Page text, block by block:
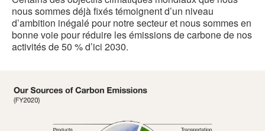
nous sommes déjà fixés témoignent d’un niveau
d’ambition inégalé pour notre secteur et nous sommes en
bonne voie pour réduire les émissions de carbone de nos
activités de 50 % d’ici 2030.